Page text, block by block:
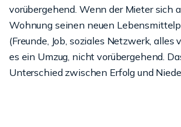
vorübergehend. Wenn der Mieter sich
Wohnung seinen neuen
(Freunde, Job, soziales Netzwerk, alles
es ein Umzug, nicht vorübergehend.
Unterschied zwischen Erfolg und